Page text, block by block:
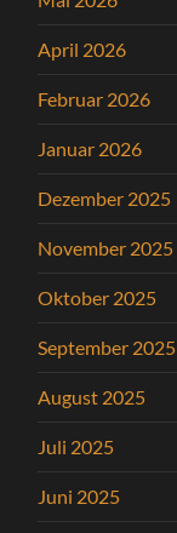
April 2026
Februar 2026
Januar 2026
Dezember 2025
November 2025
Oktober 2025
September 2025
August 2025
Juli 2025
Juni 2025